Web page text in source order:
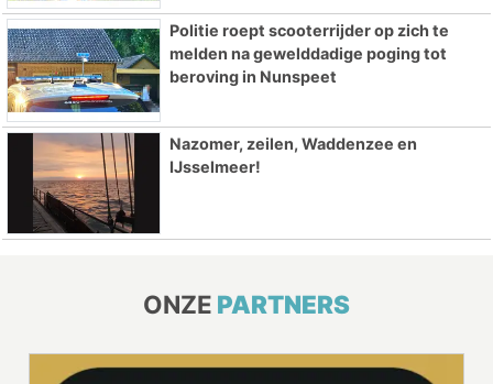
Politie roept scooterrijder op zich te
melden na gewelddadige poging tot
beroving in Nunspeet
Nazomer, zeilen, Waddenzee en
IJsselmeer!
ONZE PARTNERS